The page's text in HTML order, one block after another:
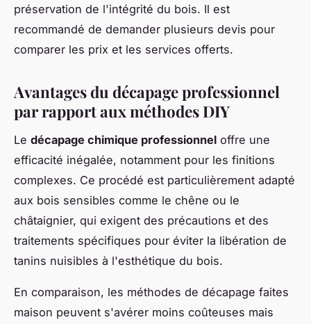
préservation de l'intégrité du bois. Il est
recommandé de demander plusieurs devis pour
comparer les prix et les services offerts.
Avantages du décapage professionnel
par rapport aux méthodes DIY
Le décapage chimique professionnel offre une
efficacité inégalée, notamment pour les finitions
complexes. Ce procédé est particulièrement adapté
aux bois sensibles comme le chêne ou le
châtaignier, qui exigent des précautions et des
traitements spécifiques pour éviter la libération de
tanins nuisibles à l'esthétique du bois.
En comparaison, les méthodes de décapage faites
maison peuvent s'avérer moins coûteuses mais